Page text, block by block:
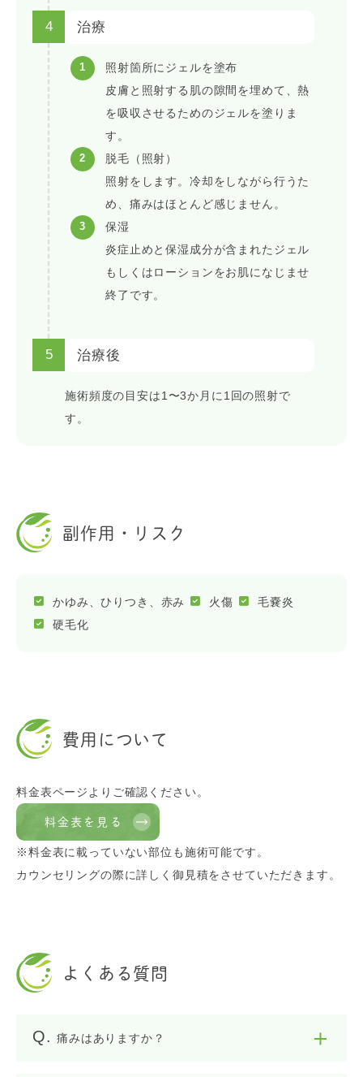
4 治療
照射箇所にジェルを塗布
皮膚と照射する肌の隙間を埋めて、熱
を吸収させるためのジェルを塗りま
す。
脱毛（照射）
照射をします。冷却をしながら行うた
め、痛みはほとんど感じません。
保湿
炎症止めと保湿成分が含まれたジェル
もしくはローションをお肌になじませ
終了です。
5 治療後
施術頻度の目安は1〜3か月に1回の照射で
す。
副作用・リスク
かゆみ、ひりつき、赤み 火傷
毛嚢炎
硬毛化
費用について
料金表ページよりご確認ください。
料金表を見る
※料金表に載っていない部位も施術可能です。
カウンセリングの際に詳しく御見積をさせていただきます。
よくある質問
痛みはありますか？